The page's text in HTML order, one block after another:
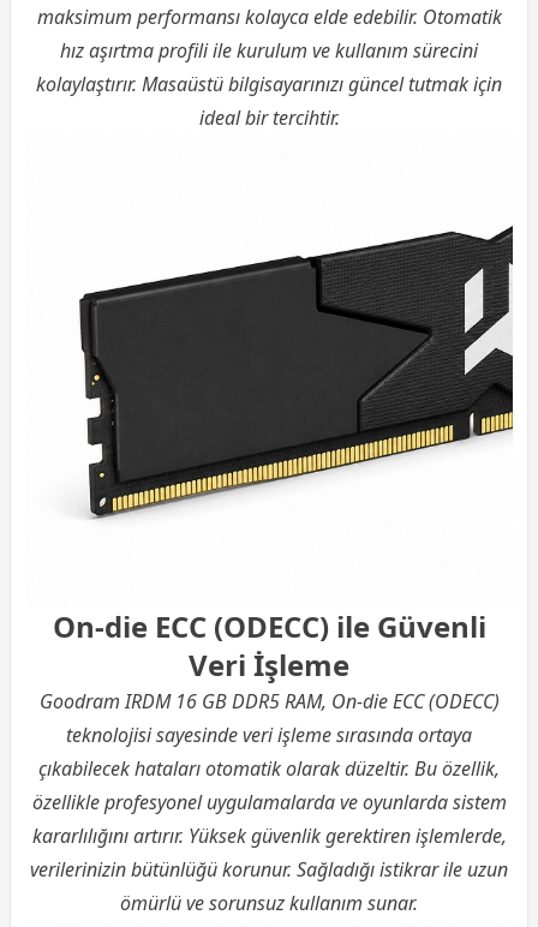
maksimum performansı kolayca elde edebilir. Otomatik
hız aşırtma profili ile kurulum ve kullanım sürecini
kolaylaştırır. Masaüstü bilgisayarınızı güncel tutmak için
ideal bir tercihtir.
On-die ECC (ODECC) ile Güvenli
Veri İşleme
Goodram IRDM 16 GB DDR5 RAM, On-die ECC (ODECC)
teknolojisi sayesinde veri işleme sırasında ortaya
çıkabilecek hataları otomatik olarak düzeltir. Bu özellik,
özellikle profesyonel uygulamalarda ve oyunlarda sistem
kararlılığını artırır. Yüksek güvenlik gerektiren işlemlerde,
verilerinizin bütünlüğü korunur. Sağladığı istikrar ile uzun
ömürlü ve sorunsuz kullanım sunar.